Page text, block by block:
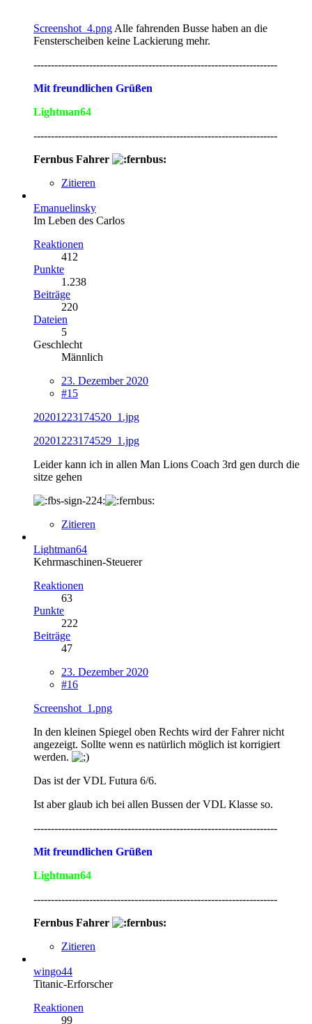
Screenshot_4.png Alle fahrenden Busse haben an die
Fensterscheiben keine Lackierung mehr.
----------------------------------------------------------------------
Mit freundlichen Grüßen
Lightman64
----------------------------------------------------------------------
Fernbus Fahrer
Zitieren
Emanuelinsky
Im Leben des Carlos
Reaktionen
412
Punkte
1.238
Beiträge
220
Dateien
5
Geschlecht
Männlich
23. Dezember 2020
#15
20201223174520_1.jpg
20201223174529_1.jpg
Leider kann ich in allen Man Lions Coach 3rd gen durch die
sitze gehen
Zitieren
Lightman64
Kehrmaschinen-Steuerer
Reaktionen
63
Punkte
222
Beiträge
47
23. Dezember 2020
#16
Screenshot_1.png
In den kleinen Spiegel oben Rechts wird der Fahrer nicht
angezeigt. Sollte wenn es natürlich möglich ist korrigiert
werden.
Das ist der VDL Futura 6/6.
Ist aber glaub ich bei allen Bussen der VDL Klasse so.
----------------------------------------------------------------------
Mit freundlichen Grüßen
Lightman64
----------------------------------------------------------------------
Fernbus Fahrer
Zitieren
wingo44
Titanic-Erforscher
Reaktionen
99